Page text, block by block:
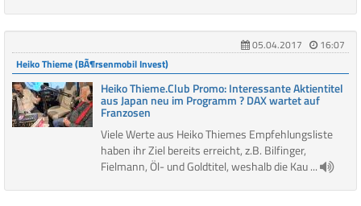
05.04.2017
16:07
Heiko Thieme (BÃ¶rsenmobil Invest)
Heiko Thieme.Club Promo: Interessante Aktientitel
aus Japan neu im Programm ? DAX wartet auf
Franzosen
Viele Werte aus Heiko Thiemes Empfehlungsliste
haben ihr Ziel bereits erreicht, z.B. Bilfinger,
Fielmann, Öl- und Goldtitel, weshalb die Kau ...